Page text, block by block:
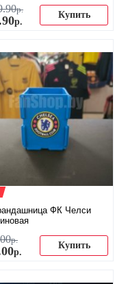
.90р.
90р.
Купить
ФК Челси
00р.
00р.
Купить